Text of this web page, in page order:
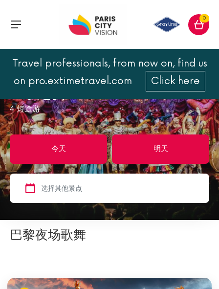
0
Travel professionals, from now on, find us
on pro.extimetravel.com
Click here
巴黎之夜
4 短途游
今天 明天
巴黎夜场歌舞